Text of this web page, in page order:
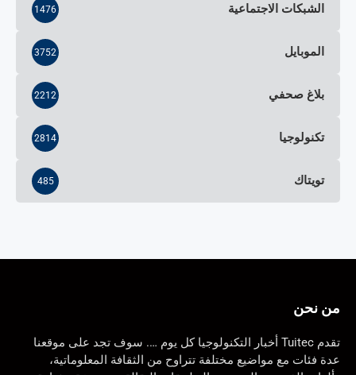
الشبكات الاجتماعية 1476
الموبايل 3752
بلاغ صحفي 2212
تكنولوجيا 2814
تويتاك 485
من نحن
تقدم Tuitec أخبار التكنولوجيا كل يوم …. سوف تجد على موقعنا
عدة فئات مع مواضيع مختلفة تتراوح من الثقافة المعلوماتية،